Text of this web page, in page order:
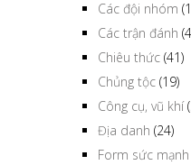
Các đội nhóm
Các trận đánh
Chiêu thức (41)
Chủng tộc (19)
Công cụ, vũ khí
Địa danh (24)
Form sức mạnh